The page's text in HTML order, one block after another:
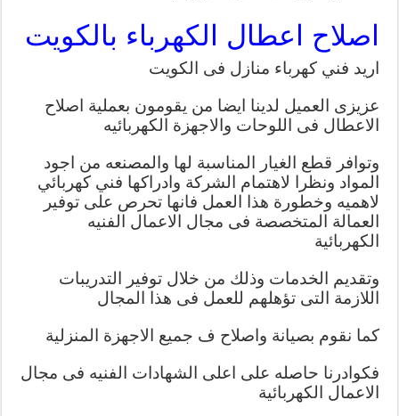
اصلاح اعطال الكهرباء بالكويت
اريد فني كهرباء منازل فى الكويت
عزيزى العميل لدينا ايضا من يقومون بعملية اصلاح
الاعطال فى اللوحات والاجهزة الكهربائيه
وتوافر قطع الغيار المناسبة لها والمصنعه من اجود
المواد ونظرا لاهتمام الشركة وادراكها فني كهربائي
لاهميه وخطورة هذا العمل فانها تحرص على توفير
العمالة المتخصصة فى مجال الاعمال الفنيه
الكهربائية
وتقديم الخدمات وذلك من خلال توفير التدريبات
اللازمة التى تؤهلهم للعمل فى هذا المجال
كما نقوم بصيانة واصلاح ف جميع الاجهزة المنزلية
فكوادرنا حاصله على اعلى الشهادات الفنيه فى مجال
الاعمال الكهربائية